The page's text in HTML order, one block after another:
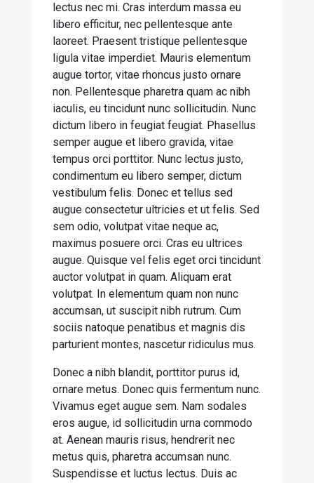
lectus nec mi. Cras interdum massa eu
libero efficitur, nec pellentesque ante
laoreet. Praesent tristique pellentesque
ligula vitae imperdiet. Mauris elementum
augue tortor, vitae rhoncus justo ornare
non. Pellentesque pharetra quam ac nibh
iaculis, eu tincidunt nunc sollicitudin. Nunc
dictum libero in feugiat feugiat. Phasellus
semper augue et libero gravida, vitae
tempus orci porttitor. Nunc lectus justo,
condimentum eu libero semper, dictum
vestibulum felis. Donec et tellus sed
augue consectetur ultricies et ut felis. Sed
sem odio, volutpat vitae neque ac,
maximus posuere orci. Cras eu ultrices
augue. Quisque vel felis eget orci tincidunt
auctor volutpat in quam. Aliquam erat
volutpat. In elementum quam non nunc
accumsan, ut suscipit nibh rutrum. Cum
sociis natoque penatibus et magnis dis
parturient montes, nascetur ridiculus mus.
Donec a nibh blandit, porttitor purus id,
ornare metus. Donec quis fermentum nunc.
Vivamus eget augue sem. Nam sodales
eros augue, id sollicitudin urna commodo
at. Aenean mauris risus, hendrerit nec
metus quis, pharetra accumsan nunc.
Suspendisse et luctus lectus. Duis ac